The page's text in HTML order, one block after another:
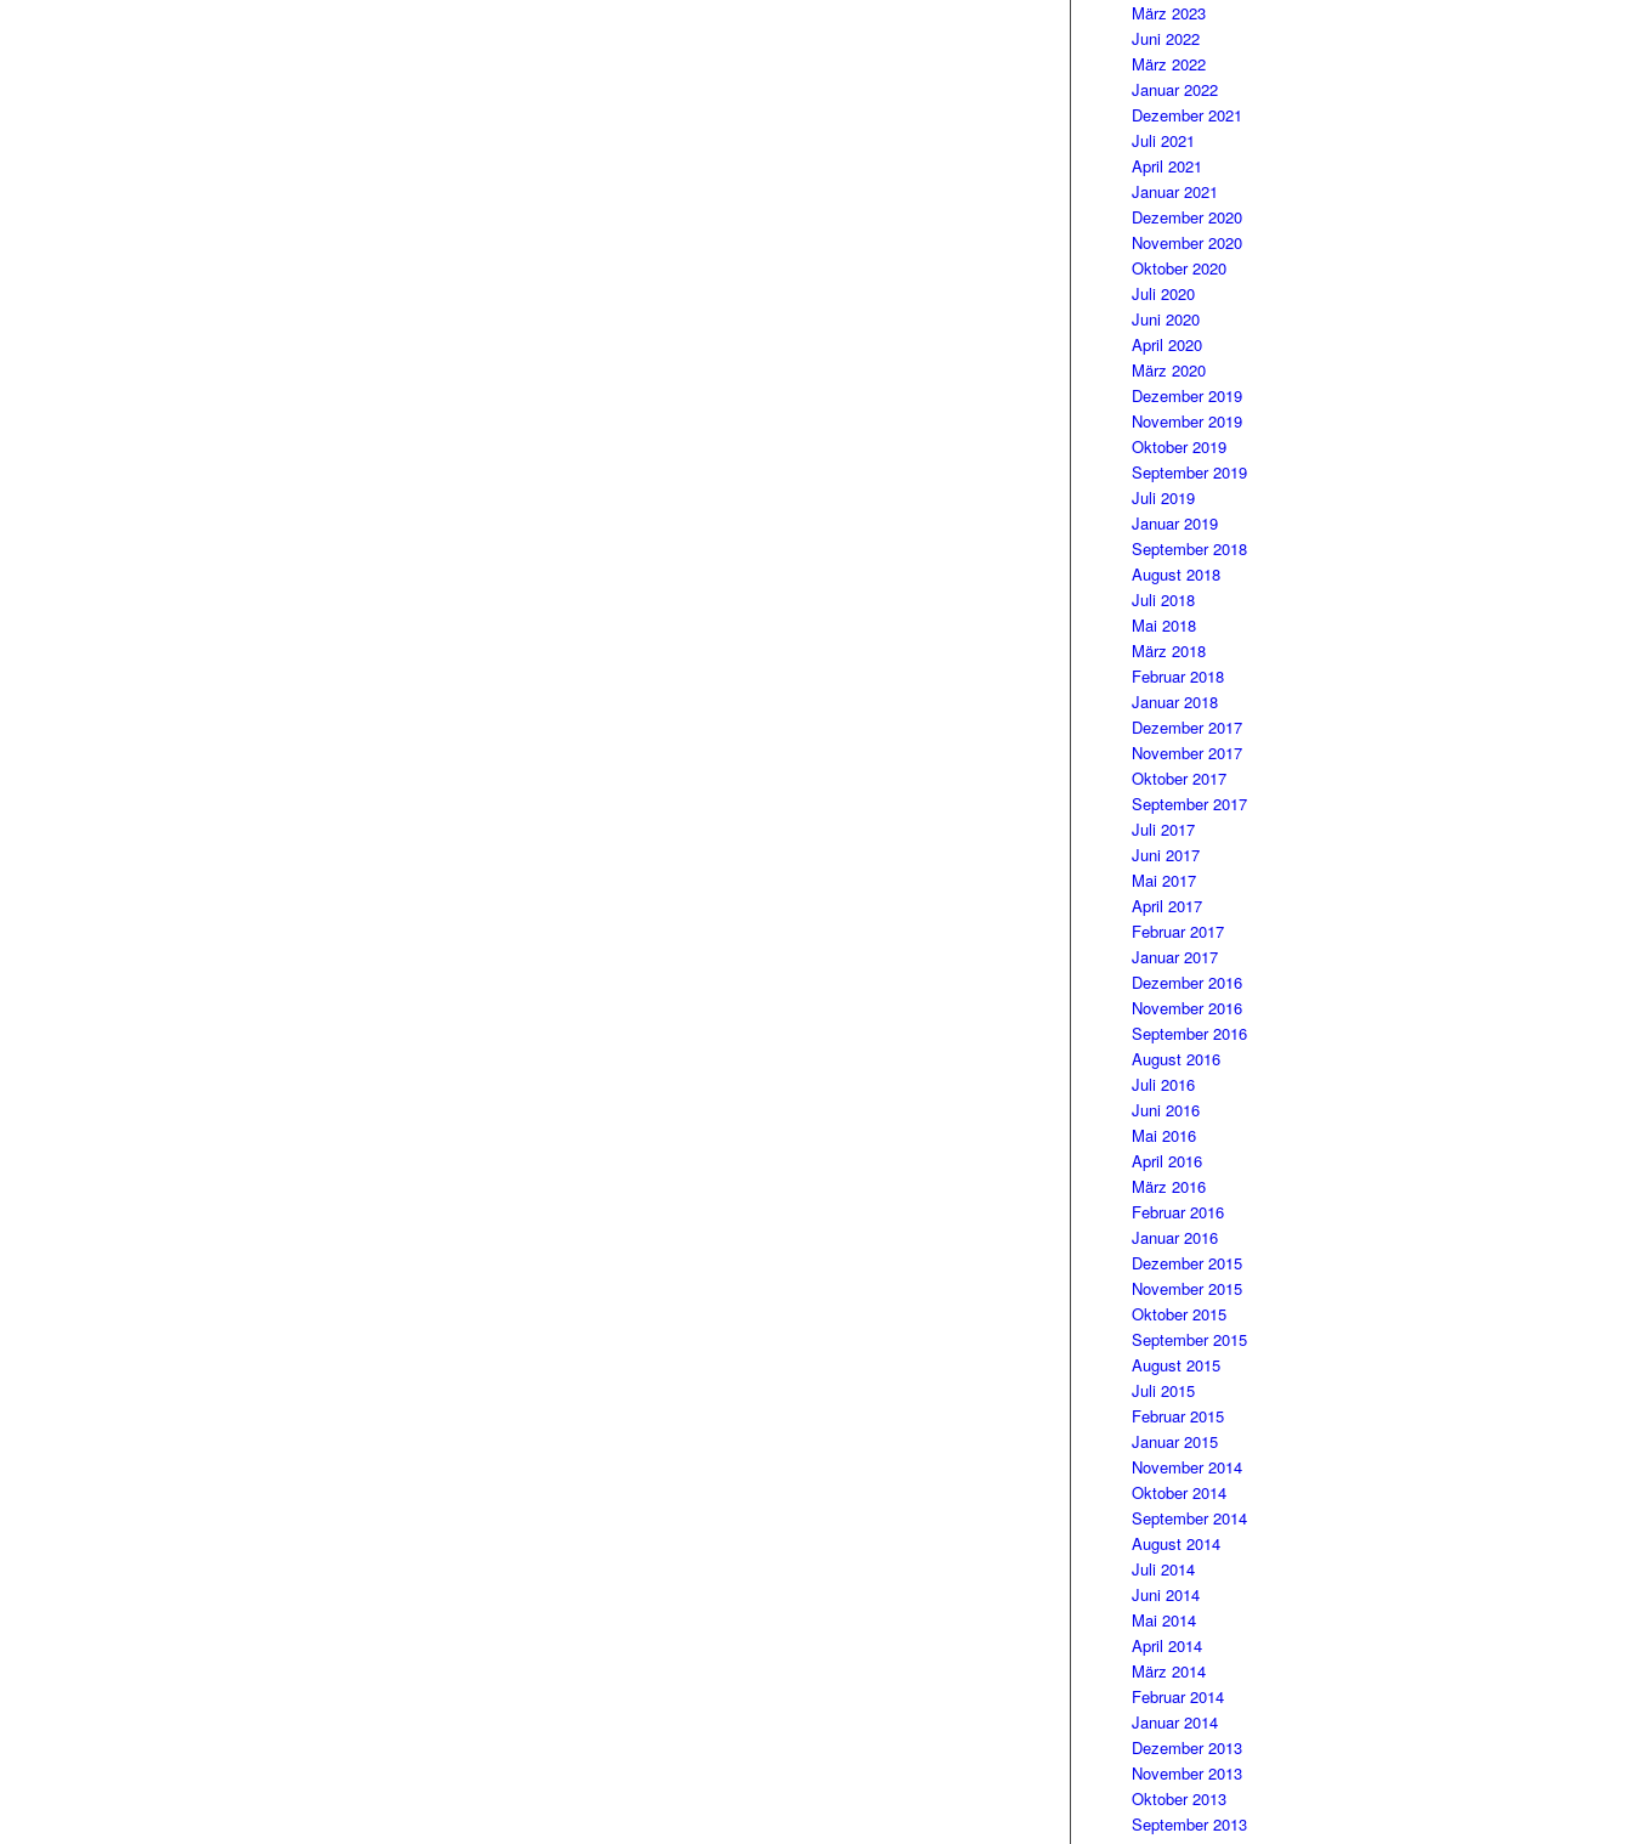
März 2023
Juni 2022
März 2022
Januar 2022
Dezember 2021
Juli 2021
April 2021
Januar 2021
Dezember 2020
November 2020
Oktober 2020
Juli 2020
Juni 2020
April 2020
März 2020
Dezember 2019
November 2019
Oktober 2019
September 2019
Juli 2019
Januar 2019
September 2018
August 2018
Juli 2018
Mai 2018
März 2018
Februar 2018
Januar 2018
Dezember 2017
November 2017
Oktober 2017
September 2017
Juli 2017
Juni 2017
Mai 2017
April 2017
Februar 2017
Januar 2017
Dezember 2016
November 2016
September 2016
August 2016
Juli 2016
Juni 2016
Mai 2016
April 2016
März 2016
Februar 2016
Januar 2016
Dezember 2015
November 2015
Oktober 2015
September 2015
August 2015
Juli 2015
Februar 2015
Januar 2015
November 2014
Oktober 2014
September 2014
August 2014
Juli 2014
Juni 2014
Mai 2014
April 2014
März 2014
Februar 2014
Januar 2014
Dezember 2013
November 2013
Oktober 2013
September 2013